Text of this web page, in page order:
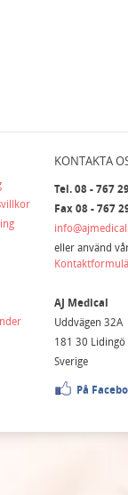
KONTAKTA
Tel. 08 - 767
Fax 08 - 767
eller använd
AJ Medical
Uddvägen 32A
181 30 Lidingö
Sverige
På